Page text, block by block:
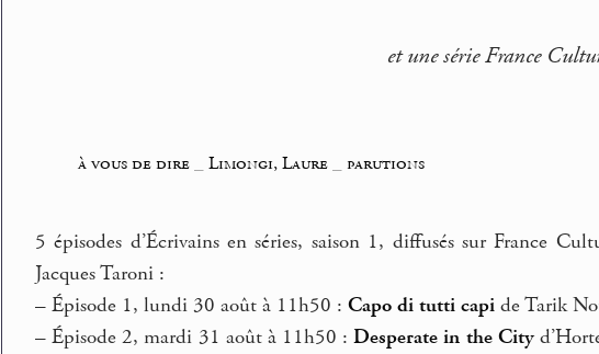
et une série France
à vous de dire _Limongi, Laure _parutions
5 épisodes d’Écrivains en séries, saison 1, diffusés sur France
Jacques Taroni :
– Épisode 1, lundi 30 août à 11h50 : Capo di tutti capi de Tarik
– Épisode 2, mardi 31 août à 11h50 :Desperate in the City